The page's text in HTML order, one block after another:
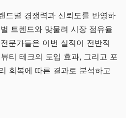
드별 경쟁력과 신뢰도를 반영하
트렌드와 맞물려 시장 점유율
문가들은 이번 실적이 전반적
티 테크의 도입 효과, 그리고 포
회복에 따른 결과로 분석하고